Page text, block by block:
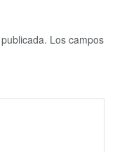
Los campos